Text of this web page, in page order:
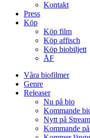
Kontakt
Press
Köp
Köp film
Köp affisch
Köp biobiljett
ÅF
Våra biofilmer
Genre
Releaser
Nu på bio
Kommande
Nytt på
Kommande